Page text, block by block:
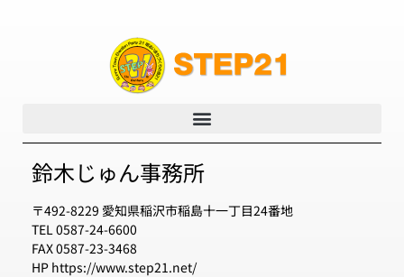
鈴木じゅん事務所
〒492-8229 愛知県稲沢市稲島十一丁目24番地
TEL 0587-24-6600
FAX 0587-23-3468
HP https://www.step21.net/